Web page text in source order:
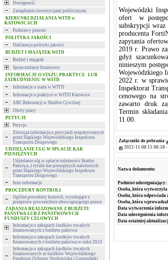
Dostępność
Zarządzanie inwestycjami publicznymi
KIERUNKI DZIAŁANIA WITD w
KATOWICACH
Podstawy prawne
POLITYKA JAKOŚCI
Deklaracja polityki jakości
BUDŻET I MAJĄTEK WITD
Budżet i majątek
Sprawozdanie finansowe
INFORMACJE O STAŻU, PRAKTYCE LUB
ZATRUDNIENIU W WITD
Informacje o stażu w WITD
Informacje o praktyce w WITD Katowice
ABC Rekrutacji w Służbie Cywilnej
Oferty pracy
PETYCJE
Petycje
Zbiorcza informacja o petycjach rozpatrywanych
przez Śląskiego Wojewódzkiego Inspektora
Transportu Drogowego
UDZIELANIE ULG W SPŁACIE KAR
PIENIĘŻNYCH
Udzielanie ulg w spłacie należności Skarbu
Państwa, z tytułu kar pieniężnych nałożonych
przez Śląskiego Wojewódzkiego Inspektora
Transportu Drogowego
Inne informacje
PROCEDURY KONTROLI
Ogólne procedury kontroli, wynikające z
przepisów powszechnie obowiązującego prawa
ZADANIA REALIZOWANE Z BUDŻETU
PAŃSTWA LUB Z PAŃSTWOWYCH
FUNDUSZY CELOWYCH
Informacja o zakupach środków trwałych
finansowanych z budżetu państwa
Informacja o zakupach środków trwałych
finansowanych z budżetu państwa w roku 2024
Informacja o zakupach środków trwałych
finansowanych ze środków Wojewódzkiego
Funduszu Ochrony Środowiska i Gospodarki
Wojewódzki
ofert w
subskrypcji wraz
producenta
zapytania
2019 r. Prawo
gdyż
ninieszym
Wojewódzkiego
2022 r. w
Inspektorat
cenowego na
zawarto druk
Termin
11.00.
Załączniki do pobrania:
2022-11-08 11:06:58 -
Nazwa dokumentu:
Podmiot udostępniający:
Osoba, która
Osoba, która odpowiada
Osoba, która
Data wytworzenia
Data udostępnienia
Data ostatniej